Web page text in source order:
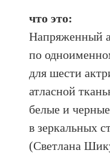
что это:
Напряженный
по
для шести
атласной
белые и
в зеркальных
(Светлана